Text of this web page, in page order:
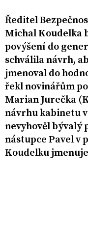
Ředitel
Michal Koudelka
povýšení do
schválila návrh,
jmenoval do
řekl novinářům
Marian Jurečka
návrhu kabinetu
nevyhověl bývalý
nástupce Pavel v
Koudelku